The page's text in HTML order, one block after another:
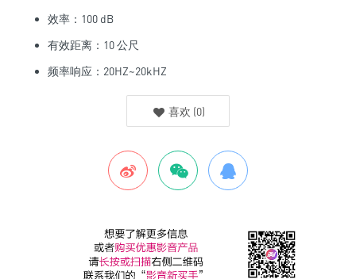
效率：100 dB
有效距离：10 公尺
频率响应：20HZ~20kHZ
喜欢 (0)